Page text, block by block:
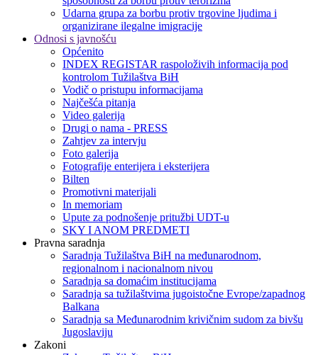
Udarna grupa za borbu protiv trgovine ljudima i
organizirane ilegalne imigracije
Odnosi s javnošću
Općenito
INDEX REGISTAR raspoloživih informacija pod
kontrolom Tužilaštva BiH
Vodič o pristupu informacijama
Najčešća pitanja
Video galerija
Drugi o nama - PRESS
Zahtjev za intervju
Foto galerija
Fotografije enterijera i eksterijera
Bilten
Promotivni materijali
In memoriam
Upute za podnošenje pritužbi UDT-u
SKY I ANOM PREDMETI
Pravna saradnja
Saradnja Tužilaštva BiH na međunarodnom,
regionalnom i nacionalnom nivou
Saradnja sa domaćim institucijama
Saradnja sa tužilaštvima jugoistočne Evrope/zapadnog
Balkana
Saradnja sa Međunarodnim krivičnim sudom za bivšu
Jugoslaviju
Zakoni